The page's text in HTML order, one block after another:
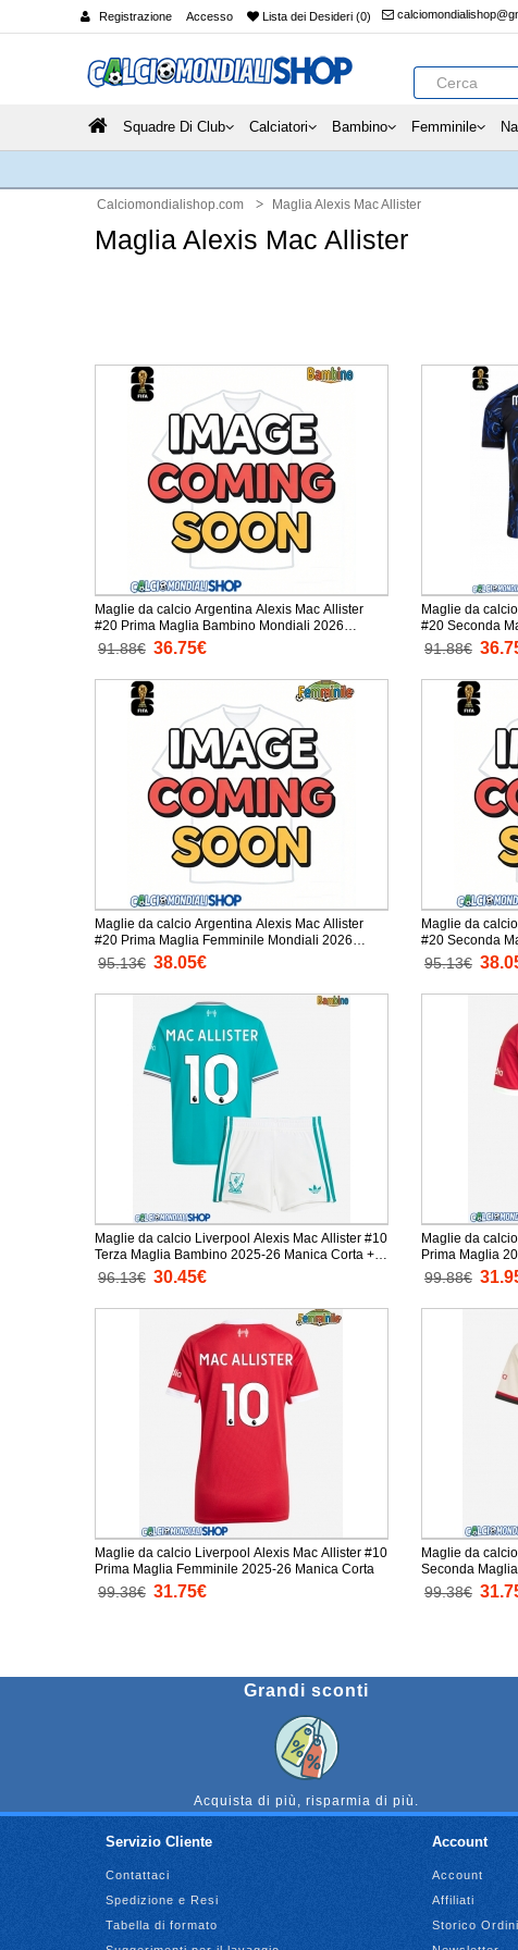
Registrazione Accesso Lista dei Desideri (0)
Squadre Di Club Calciatori Bambino Femminile
Calciomondialishop.com Maglia Alexis Mac Allister
Maglia Alexis Mac Allister
Maglie da calcio Argentina Alexis Mac Allister
#20 Prima Maglia Bambino Mondiali 2026
Manica Corta + Pantaloni corti)
91.88€ 36.75€
Maglie da
#20 Seconda
Manica Corta +
91.88€
Maglie da calcio Argentina Alexis Mac Allister
#20 Prima Maglia Femminile Mondiali 2026
Manica Corta
95.13€ 38.05€
Maglie da
#20 Seconda
Manica Corta
95.13€
Maglie da calcio Liverpool Alexis Mac Allister #10
Terza Maglia Bambino 2025-26 Manica Corta +
Pantaloni corti)
96.13€ 30.45€
Maglie da
Prima Maglia
99.88€
Maglie da calcio Liverpool Alexis Mac Allister #10
Prima Maglia Femminile 2025-26 Manica Corta
99.38€ 31.75€
Maglie da
Seconda
Corta
99.38€
Grandi sconti
Acquista di più, risparmia di più.
Servizio Cliente
Contattaci
Spedizione e Resi
Tabella di formato
Account
Account
Affiliati
Storico Ordini